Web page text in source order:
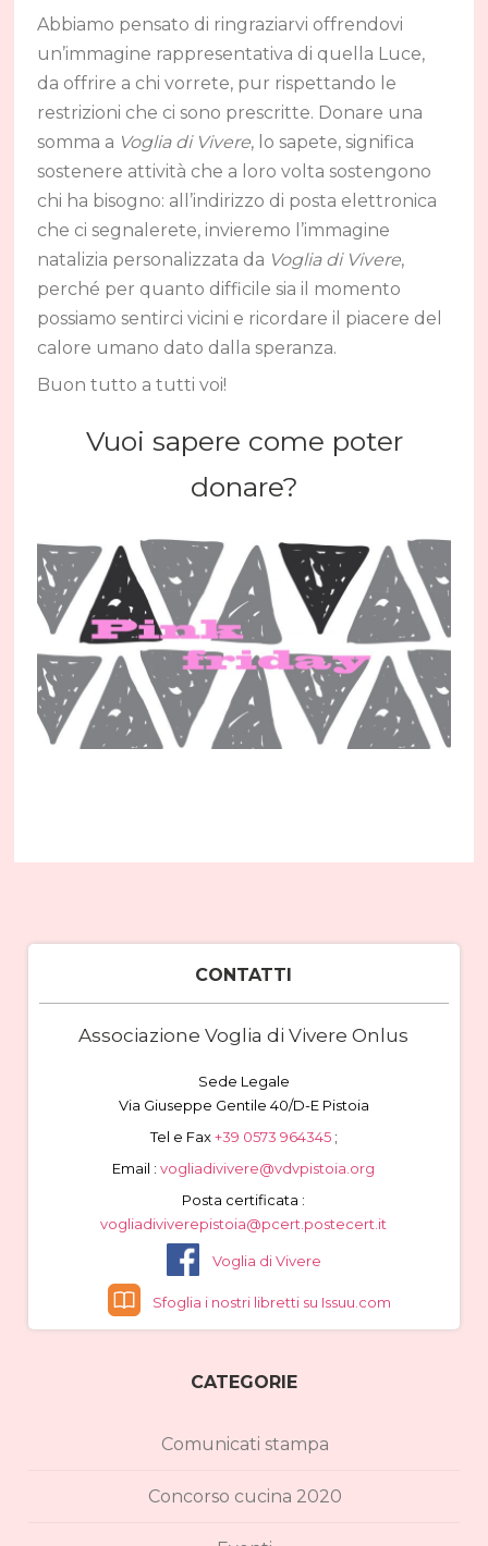
Abbiamo pensato di ringraziarvi offrendovi
un’immagine rappresentativa di quella Luce,
da offrire a chi vorrete, pur rispettando le
restrizioni che ci sono prescritte. Donare una
somma a Voglia di Vivere, lo sapete, significa
sostenere attività che a loro volta sostengono
chi ha bisogno: all’indirizzo di posta elettronica
che ci segnalerete, invieremo l’immagine
natalizia personalizzata da Voglia di Vivere,
perché per quanto difficile sia il momento
possiamo sentirci vicini e ricordare il piacere del
calore umano dato dalla speranza.
Buon tutto a tutti voi!
Vuoi sapere come poter
donare?
CONTATTI
Associazione Voglia di Vivere Onlus
Sede Legale
Via Giuseppe Gentile 40/D-E Pistoia
Tel e Fax+39 0573 964345 ;
Email : vogliadivivere@vdvpistoia.org
Posta certificata :
vogliadiviverepistoia@pcert.postecert.it
Voglia di Vivere
Sfoglia i nostri libretti su Issuu.com
CATEGORIE
Comunicati stampa
Concorso cucina 2020